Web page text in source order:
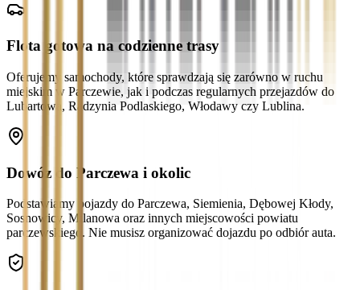
Flota gotowa na codzienne trasy
Oferujemy samochody, które sprawdzają się zarówno w ruchu
miejskim w Parczewie, jak i podczas regularnych przejazdów do
Lubartowa, Radzynia Podlaskiego, Włodawy czy Lublina.
Dowóz do Parczewa i okolic
Podstawiamy pojazdy do Parczewa, Siemienia, Dębowej Kłody,
Sosnowicy, Milanowa oraz innych miejscowości powiatu
parczewskiego. Nie musisz organizować dojazdu po odbiór auta.